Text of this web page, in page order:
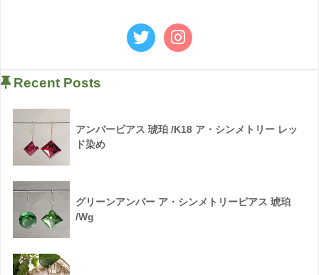
Recent Posts
アンバーピアス 琥珀 /K18 ア・シンメトリー レッ
ド染め
グリーンアンバー ア・シンメトリーピアス 琥珀
/Wg